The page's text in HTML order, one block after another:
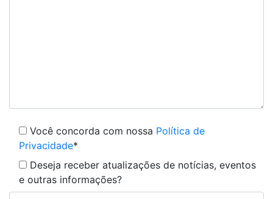
Você concorda com nossa Política de
Privacidade*
Deseja receber atualizações de notícias, eventos
e outras informações?